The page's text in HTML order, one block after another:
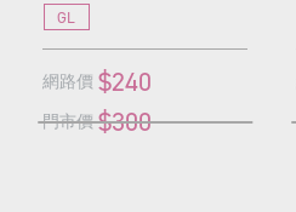
GL
網路價 $240
門市價 $300